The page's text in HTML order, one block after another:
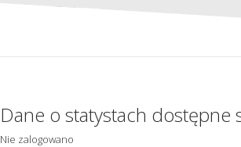
Dane o statystach dostępne
Nie zalogowano